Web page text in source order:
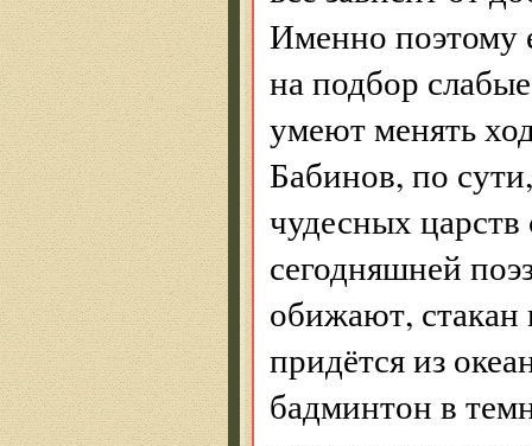
Именно поэтому
на подбор
умеют менять
Бабинов, по
чудесных
сегодняшней
обижают, стакан
придётся из
бадминтон в